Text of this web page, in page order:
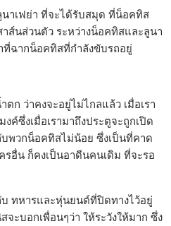
าเฟย่า ที่จะได้รับสมุด ที่น็อคทิส
ส์นส่วนตัว ระหว่างน็อคทิสและลูนา
ที่ฉากน็อคทิสที่กำลังขับรถอยู่
ก ว่าคงจะอยู่ไม่ไกลแล้ว เมื่อเรา
ค์ซึ่งเมื่อเรามาถึงประตูจะถูกเปิด
พวกน็อคทิสไม่น้อย ซึ่งเป็นที่คาด
อื่น ก็คงเป็นอาดีนคนเดิม ที่จะรอ
ทหารและหุ่นยนต์ที่ปิดทางไว้อยู่
ะบอกเพื่อนๆว่า ให้ระวังให้มาก ซึ่ง